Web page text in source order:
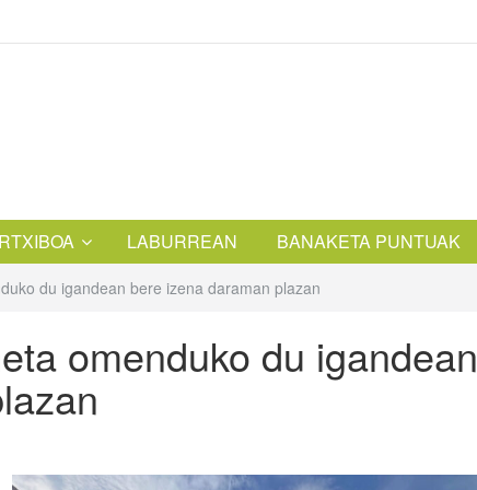
LABURREAN BANAKETA PUNTUAK
du igandean bere izena daraman plazan
omenduko du igandean